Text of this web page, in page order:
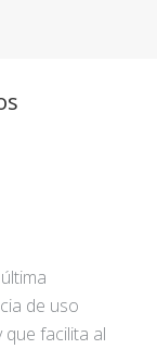
de uso
facilita al